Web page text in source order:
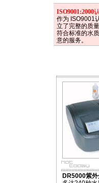
ISO9001:2000
作为 ISO9001
立了完整的质
符合标准的水
意的服务。
DR5000紫